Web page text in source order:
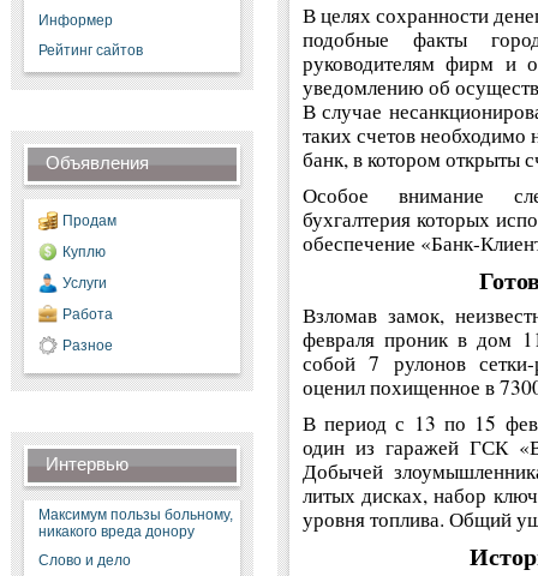
Информер
Рейтинг сайтов
Объявления
Продам
Куплю
Услуги
Работа
Разное
Интервью
Максимум пользы больному,
никакого вреда донору
Слово и дело
В целях сохранности
подобные факты
руководителям фирм и
уведомлению об
В случае
таких счетов необходимо
банк, в котором открыты
Особое внимание
бухгалтерия которых
обеспечение «Банк-
Взломав замок,
февраля проник в дом
собой 7 рулонов
оценил похищенное в
В период с 13 по 15
один из гаражей ГСК
Добычей
литых дисках, набор
уровня топлива. Общий